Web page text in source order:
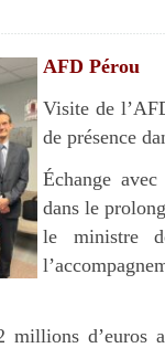
AFD Pérou
Visite de
de présence
Échange
dans le
le ministre
millions d’euros